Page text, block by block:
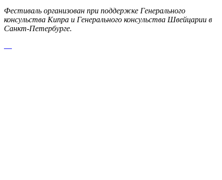
Фестиваль организован при поддержке Генерального
консульства Кипра и Генерального консульства Швейцарии в
Санкт-Петербурге.